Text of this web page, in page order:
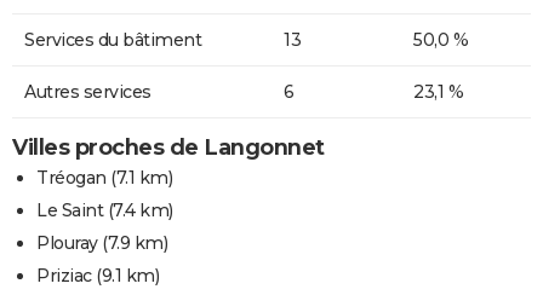
Services du bâtiment 13 50,0 %
Autres services 6 23,1 %
Villes proches de Langonnet
Tréogan (7.1 km)
Le Saint(7.4 km)
Plouray(7.9 km)
Priziac(9.1 km)